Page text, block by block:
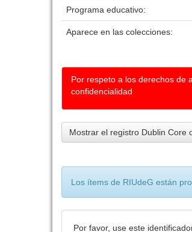
Programa educativo:
Aparece en las colecciones:
Por respeto a los derechos de
confidencialidad
Mostrar el registro Dublin Core
Los ítems de RIUdeG están
Por favor, use este